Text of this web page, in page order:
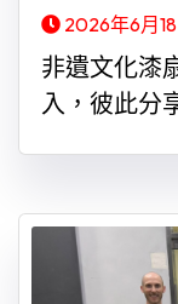
2026年6月18
非遺文化漆
入，彼此分